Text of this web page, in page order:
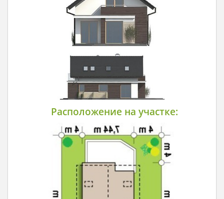
Расположение на участке: